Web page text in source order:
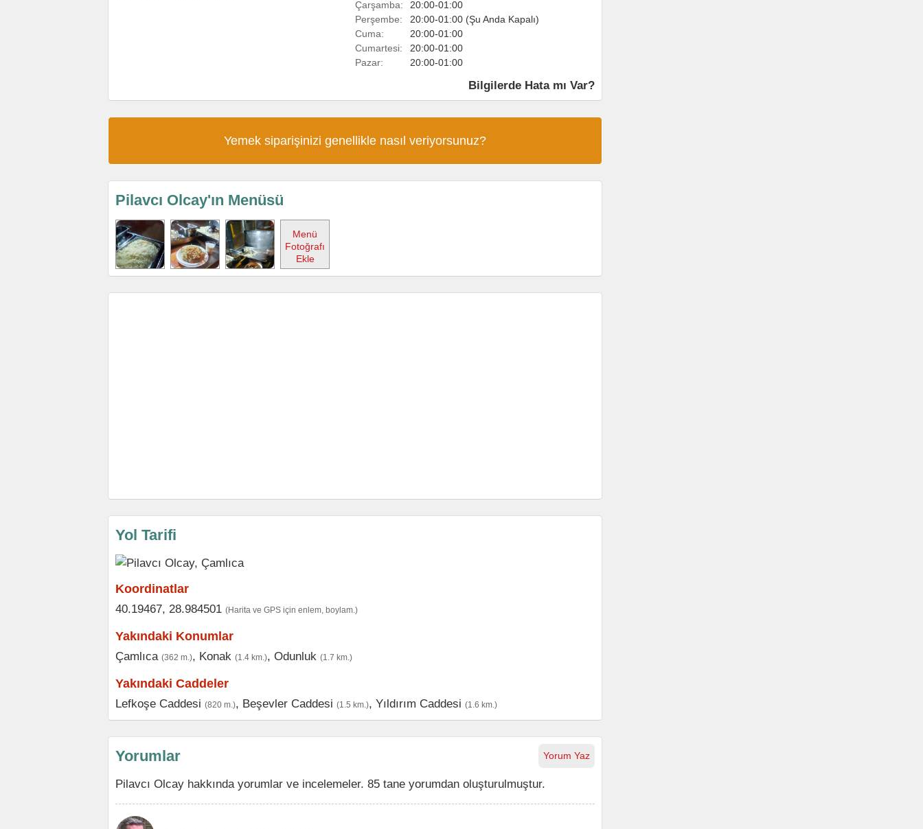
Çarşamba:
20:00-01:00
Perşembe:
20:00-01:00 (Şu Anda Kapalı)
Cuma:
20:00-01:00
Cumartesi:
20:00-01:00
Pazar:
20:00-01:00
Bilgilerde Hata mı Var?
Yemek siparişinizi genellikle nasıl veriyorsunuz?
Pilavcı Olcay'ın Menüsü
Menü
Fotoğrafı
Ekle
Yol Tarifi
Koordinatlar
40.19467, 28.984501 (Harita ve GPS için enlem, boylam.)
Yakındaki Konumlar
Çamlıca (362 m.), Konak (1.4 km.), Odunluk (1.7 km.)
Yakındaki Caddeler
Lefkoşe Caddesi (820 m.), Beşevler Caddesi (1.5 km.), Yıldırım Caddesi (1.6 km.)
Yorum Yaz
Yorumlar
Pilavcı Olcay hakkında yorumlar ve incelemeler. 85 tane yorumdan oluşturulmuştur.